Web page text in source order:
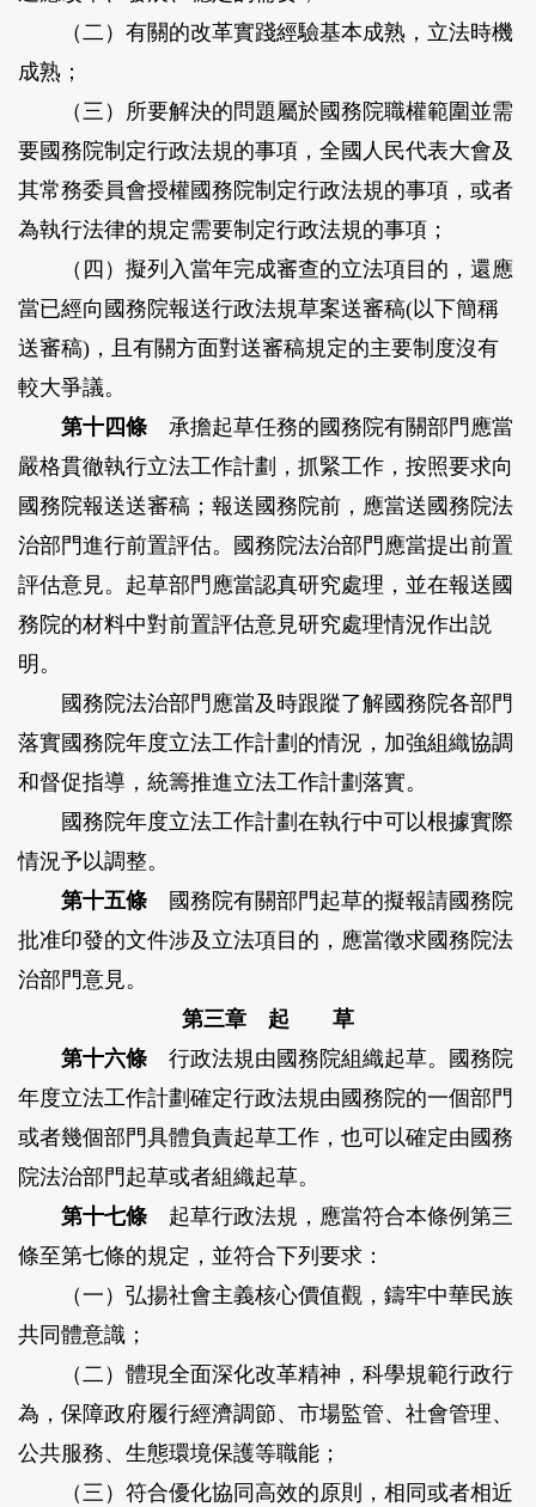
（二）有關的改革實踐經驗基本成熟，立法時機
成熟；
（三）所要解決的問題屬於國務院職權範圍並需
要國務院制定行政法規的事項，全國人民代表大會及
其常務委員會授權國務院制定行政法規的事項，或者
為執行法律的規定需要制定行政法規的事項；
（四）擬列入當年完成審查的立法項目的，還應
當已經向國務院報送行政法規草案送審稿(以下簡稱
送審稿)，且有關方面對送審稿規定的主要制度沒有
較大爭議。
第十四條承擔起草任務的國務院有關部門應當
嚴格貫徹執行立法工作計劃，抓緊工作，按照要求向
國務院報送送審稿；報送國務院前，應當送國務院法
治部門進行前置評估。國務院法治部門應當提出前置
評估意見。起草部門應當認真研究處理，並在報送國
務院的材料中對前置評估意見研究處理情況作出説
明。
國務院法治部門應當及時跟蹤了解國務院各部門
落實國務院年度立法工作計劃的情況，加強組織協調
和督促指導，統籌推進立法工作計劃落實。
國務院年度立法工作計劃在執行中可以根據實際
情況予以調整。
第十五條國務院有關部門起草的擬報請國務院
批准印發的文件涉及立法項目的，應當徵求國務院法
治部門意見。
第三章 起 草
第十六條行政法規由國務院組織起草。國務院
年度立法工作計劃確定行政法規由國務院的一個部門
或者幾個部門具體負責起草工作，也可以確定由國務
院法治部門起草或者組織起草。
第十七條起草行政法規，應當符合本條例第三
條至第七條的規定，並符合下列要求：
（一）弘揚社會主義核心價值觀，鑄牢中華民族
共同體意識；
（二）體現全面深化改革精神，科學規範行政行
為，保障政府履行經濟調節、市場監管、社會管理、
公共服務、生態環境保護等職能；
（三）符合優化協同高效的原則，相同或者相近